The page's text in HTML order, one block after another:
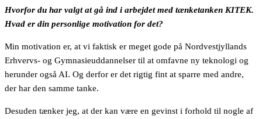
Hvorfor du har valgt at gå ind i arbejdet med tænketanken KITEK.
Hvad er din personlige motivation for det?
Min motivation er, at vi faktisk er meget gode på Nordvestjyllands
Erhvervs- og Gymnasieuddannelser til at omfavne ny teknologi og
herunder også AI. Og derfor er det rigtig fint at sparre med andre,
der har den samme tanke.
Desuden tænker jeg, at der kan være en gevinst i forhold til nogle af